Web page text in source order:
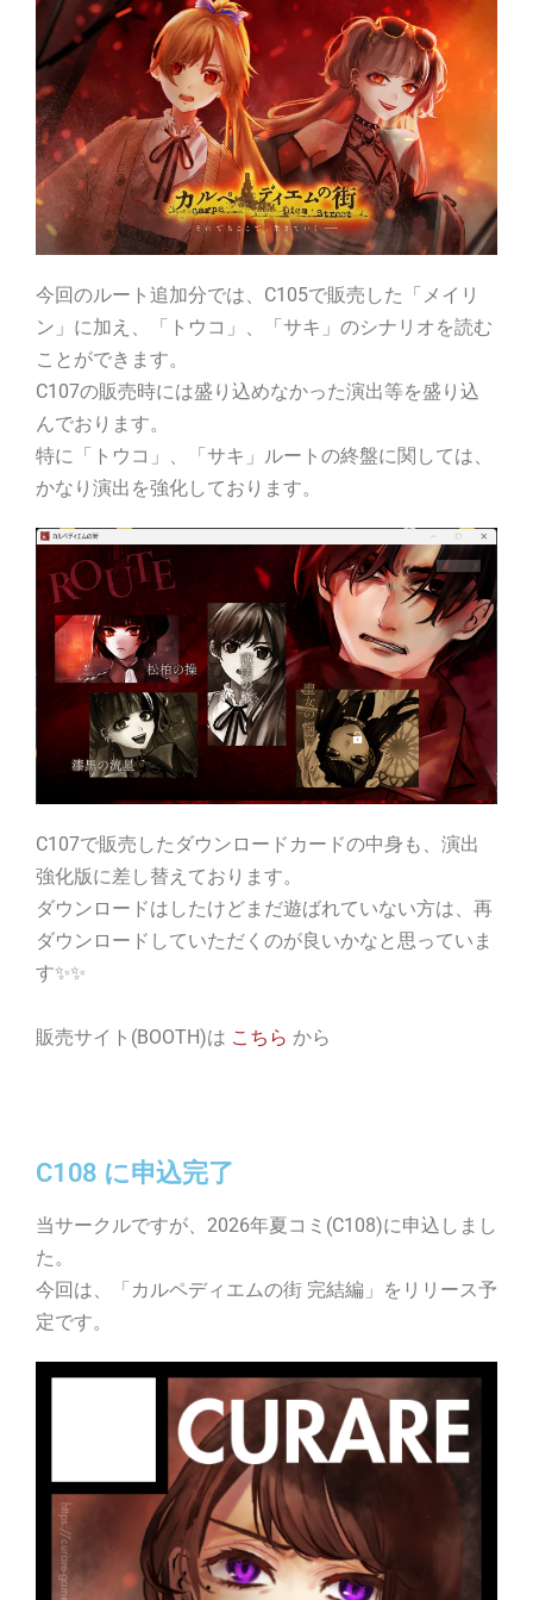
今回のルート追加分では、C105で販売した「メイリ
ン」に加え、「トウコ」、「サキ」のシナリオを読む
ことができます。
C107の販売時には盛り込めなかった演出等を盛り込
んでおります。
特に「トウコ」、「サキ」ルートの終盤に関しては、
かなり演出を強化しております。
C107で販売したダウンロードカードの中身も、演出
強化版に差し替えております。
ダウンロードはしたけどまだ遊ばれていない方は、再
ダウンロードしていただくのが良いかなと思っていま
す✨✨
販売サイト(BOOTH)は こちら から
C108 に申込完了
当サークルですが、2026年夏コミ(C108)に申込しまし
た。
今回は、「カルペディエムの街 完結編」をリリース予
定です。